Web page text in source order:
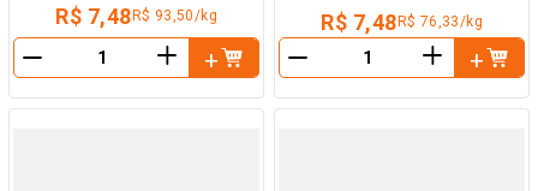
R$ 7,48 R$ 93,50/kg
＋
R$ 7,48 R$ 76,33/kg
＋